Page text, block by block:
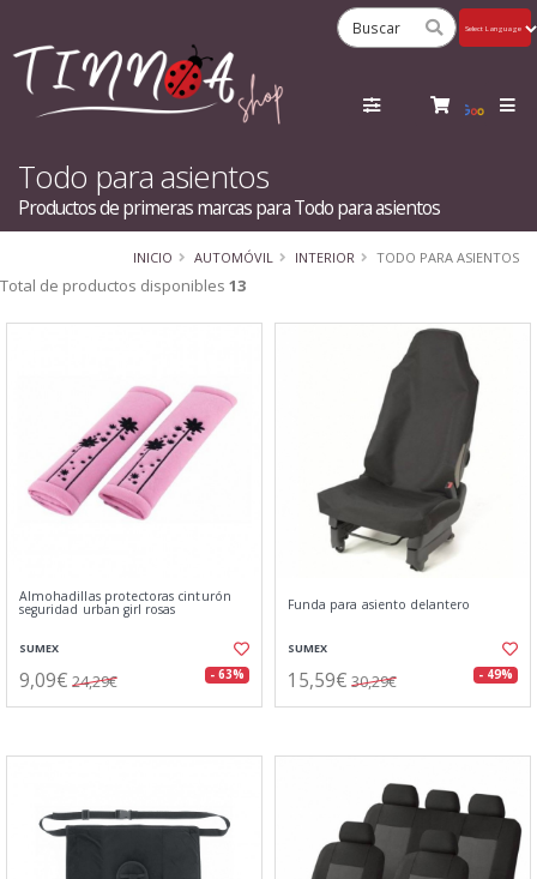
Todo para asientos
Productos de primeras marcas para Todo para asientos
INICIO AUTOMÓVIL INTERIOR TODO PARA ASIENTOS
Total de productos disponibles 13
Almohadillas protectoras cinturón
seguridad urban girl rosas
SUMEX
9,09€ 24,29€ - 63%
Funda para asiento delantero
SUMEX
15,59€ 30,29€ - 49%